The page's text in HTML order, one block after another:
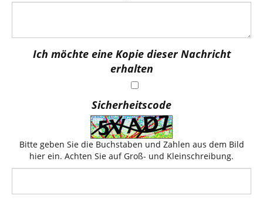
Ich möchte eine Kopie dieser Nachricht
erhalten
Sicherheitscode
Bitte geben Sie die Buchstaben und Zahlen aus dem Bild
hier ein. Achten Sie auf Groß- und Kleinschreibung.